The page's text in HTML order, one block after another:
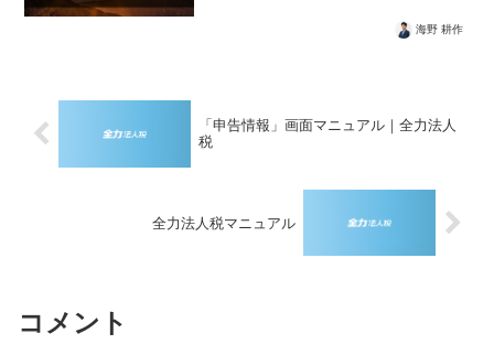
たします。令和５年12月29日（金）から
令和６年1月2日（火）までの期間はサポ
海野 耕作
「申告情報」画面マニュアル｜全力法人
税
全力法人税マニュアル
コメント